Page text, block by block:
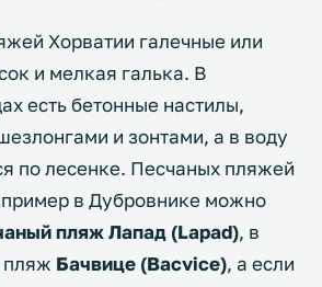
Хорватии галечные или
и мелкая галька. В
есть бетонные настилы,
и зонтами, а в воду
по лесенке. Песчаных пляжей
в Дубровнике можно
пляж Лапад (Lapad), в
пляж Бачвице (Bacvice), а если